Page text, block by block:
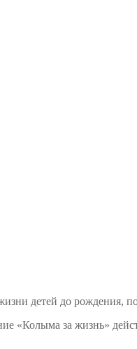
детей до рождения,
«Колыма за жизнь»